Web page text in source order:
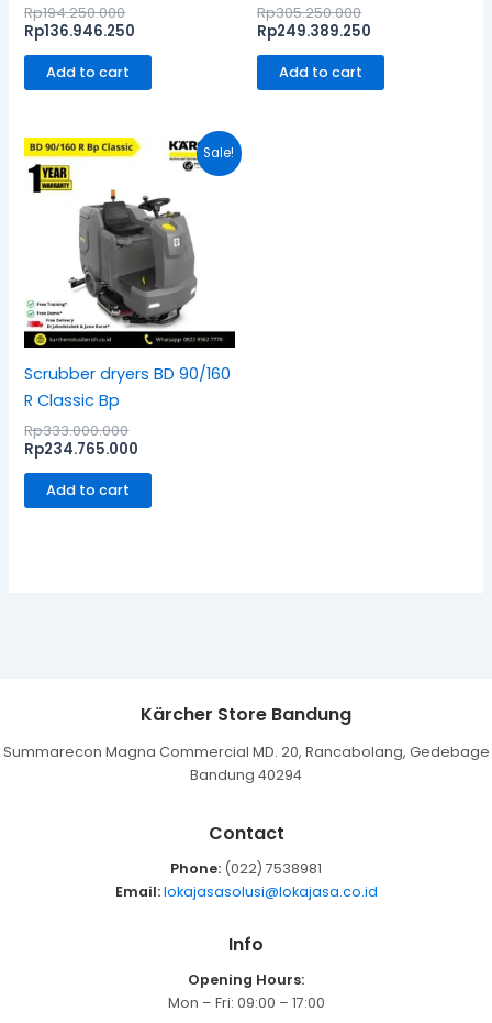
Rp194.250.000
Rp136.946.250
Add to cart
Rp305.250.000
Rp249.389.250
Add to cart
Sale!
Scrubber dryers BD 90/160
R Classic Bp
Rp333.000.000
Original
price
Rp333.000.000.
Rp234.765.000
Current
price
Rp234.765.000.
Add to cart
Kärcher Store Bandung
Summarecon Magna Commercial MD. 20, Rancabolang, Gedebage
Bandung 40294
Contact
Phone: (022) 7538981
Email: lokajasasolusi@lokajasa.co.id
Info
Opening Hours:
Mon – Fri: 09:00 – 17:00